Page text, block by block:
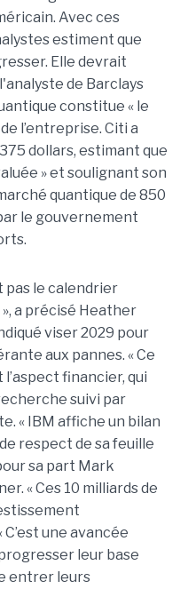
Avec ces
estiment que
Elle devrait
de Barclays
constitue « le
l’entreprise. Citi a
dollars, estimant que
» et soulignant son
quantique de 850
le gouvernement
pas le calendrier
a précisé Heather
viser 2029 pour
aux pannes. « Ce
l’aspect financier, qui
suivi par
« IBM affiche un bilan
respect de sa feuille
sa part Mark
« Ces 10 milliards de
une avancée
leur base
entrer leurs